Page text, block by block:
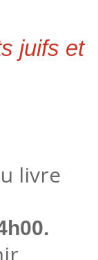
juifs et
livre